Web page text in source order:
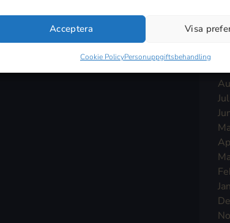
Acceptera Visa
Cookie PolicyPersonuppgiftsbehandling